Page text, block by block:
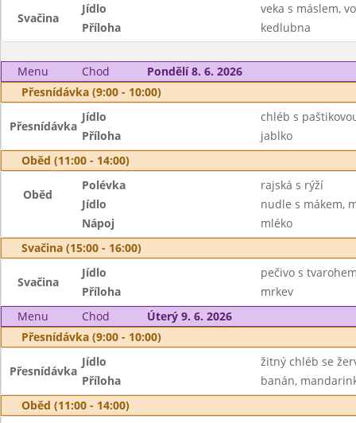
Svačina
Jídlo
veka s máslem,
Příloha
kedlubna
Menu Chod
Pondělí 8. 6. 2026
Přesnídávka (9:00 - 10:00)
Přesnídávka
Jídlo
chléb s
Příloha
jablko
Oběd (11:00 - 14:00)
Oběd
Polévka
rajská s rýží
Jídlo
nudle s mákem,
Nápoj
mléko
Svačina (15:00 - 16:00)
Svačina
Jídlo
pečivo s
Příloha
mrkev
Menu
Chod
Úterý 9. 6. 2026
Přesnídávka (9:00 - 10:00)
Přesnídávka
Jídlo
žitný chléb se
Příloha
banán,
Oběd (11:00 - 14:00)